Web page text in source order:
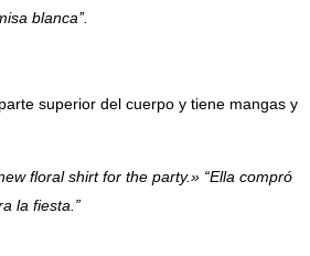
blanca’’.
superior del cuerpo y tiene mangas y
floral shirt for the party.» “Ella compró
la fiesta.”